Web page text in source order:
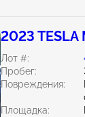
2023 TESLA
Лот #:
Пробег:
Повреждения:
Площадка: